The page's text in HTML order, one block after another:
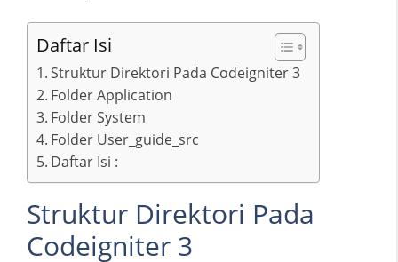
Daftar Isi
Struktur Direktori Pada Codeigniter 3
Folder Application
Folder System
Folder User_guide_src
Daftar Isi :
Struktur Direktori Pada
Codeigniter 3